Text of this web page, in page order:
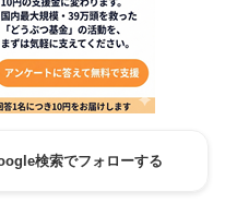
検索でフォローする